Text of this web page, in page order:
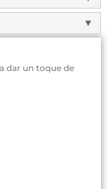
dar un toque de